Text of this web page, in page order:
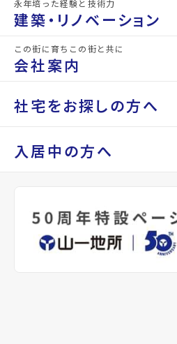
space_dashboard
エリアから探す
space_dashboard
土地を探す
エリアから探す
事業用・投資用を探す
不動産をお持ちの方へ
山一地所の賃貸管理
不動産を貸すまでの流れ
空き家サポートサービス
不動産を売却したい
相続相談をしたい
不動産に投資したい
永年培った経験と技術力
建築・リノベーション
建築・リノベーション
Renotta（リノッタ）
この街に育ちこの街と共に
会社案内
会社案内
会社概要・沿革
パーパス
CM紹介
社宅をお探しの方へ
社宅をお探しの方へ
レンタルオフィス
貸会議室
入居中の方へ
退去される方へ
※準備中 住まいのしおり
物件名 ディオールテラ
所在地
仙台市地下鉄南
から徒歩5分
ート
間取り 2LDK